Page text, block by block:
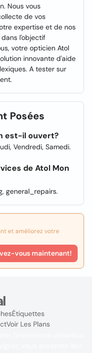
Nous vous
de vos
expertise et de nos
l'objectif
votre opticien Atol
innovante d'aide
A tester sur
Posées
est-il ouvert?
Vendredi, Samedi.
de Atol Mon
general_repairs.
et améliorez votre
vous maintenant!
Étiquettes
Voir Les Plans
vous acceptez leur